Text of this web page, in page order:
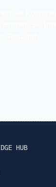
Sie
Sie
Resultate.
HUB